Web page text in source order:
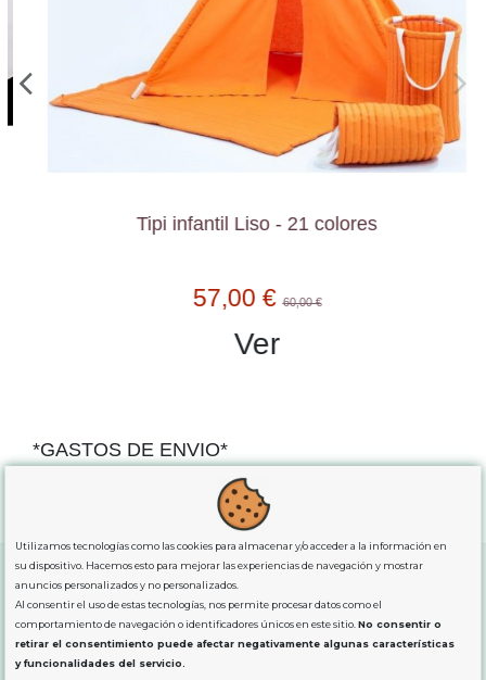
Tipi infantil Liso - 21 colores
57,00 €60,00 €
Ver
*GASTOS DE ENVIO*
para comprassuperiores a 80€
SOBRE NOSOTROS
Utilizamos tecnologías como las cookies para almacenar y/o acceder a la información en
su dispositivo. Hacemos esto para mejorar las experiencias de navegación y mostrar
anuncios personalizados y no personalizados.
Al consentir el uso de estas tecnologías, nos permite procesar datos como el
comportamiento de navegación o identificadores únicos en este sitio.No consentir o
retirar el consentimiento puede afectar negativamente algunas características
y funcionalidades del servicio.